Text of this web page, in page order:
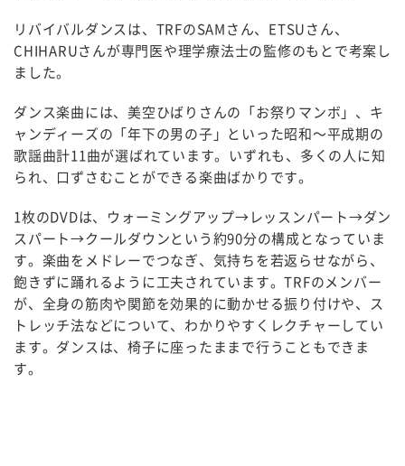
リバイバルダンスは、TRFのSAMさん、ETSUさん、
CHIHARUさんが専門医や理学療法士の監修のもとで考案し
ました。
ダンス楽曲には、美空ひばりさんの「お祭りマンボ」、キ
ャンディーズの「年下の男の子」といった昭和～平成期の
歌謡曲計11曲が選ばれています。いずれも、多くの人に知
られ、口ずさむことができる楽曲ばかりです。
1枚のDVDは、ウォーミングアップ→レッスンパート→ダン
スパート→クールダウンという約90分の構成となっていま
す。楽曲をメドレーでつなぎ、気持ちを若返らせながら、
飽きずに踊れるように工夫されています。TRFのメンバー
が、全身の筋肉や関節を効果的に動かせる振り付けや、ス
トレッチ法などについて、わかりやすくレクチャーしてい
ます。ダンスは、椅子に座ったままで行うこともできま
す。